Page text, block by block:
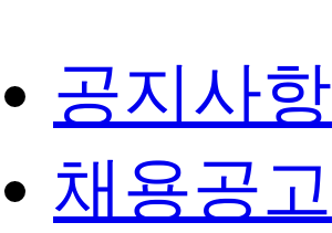
공지사항
채용공고